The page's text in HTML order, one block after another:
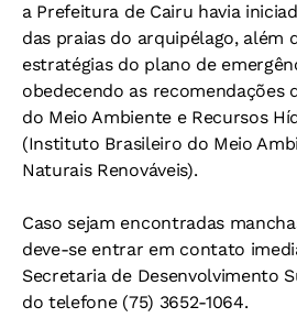
a Prefeitura de Cairu havia
das praias do arquipélago, além
estratégias do plano de
obedecendo as recomendações
do Meio Ambiente e Recursos
(Instituto Brasileiro do Meio
Naturais Renováveis).
Caso sejam encontradas
deve-se entrar em contato
Secretaria de Desenvolvimento
do telefone (75) 3652-1064.